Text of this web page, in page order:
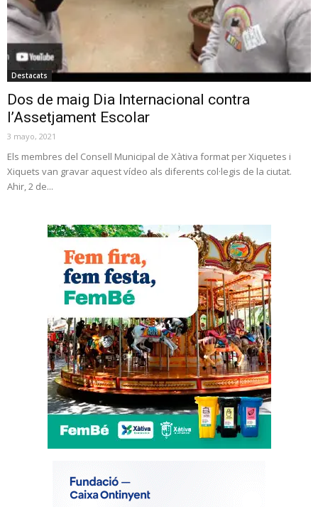
Destacats
Dos de maig Dia Internacional contra
l’Assetjament Escolar
3 mayo, 2021
Els membres del Consell Municipal de Xàtiva format per Xiquetes i
Xiquets van gravar aquest vídeo als diferents col·legis de la ciutat.
Ahir, 2 de...